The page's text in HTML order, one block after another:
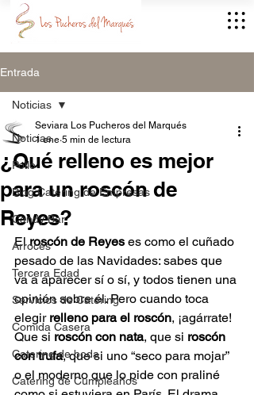
Entrada
Noticias
Pollo
Blog Catering de Empresas
Candy Bar
Arroces
Tercera Edad
Servicios de Catering
Comida Casera
Catering de boda
Catering de Cumpleaños
Noticias
¿Qué relleno es mejor
para un roscón de
Reyes?
Seviara Los Pucheros del Marqués
1 ene 5 min de lectura
El roscón de Reyes es como el cuñado
pesado de las Navidades: sabes que
va a aparecer sí o sí, y todos tienen una
opinión sobre él. Pero cuando toca
elegir relleno para el roscón, ¡agárrate!
Que si roscón con nata, que si roscón
con trufa, que si uno “seco para mojar”
o el moderno que lo pide con praliné